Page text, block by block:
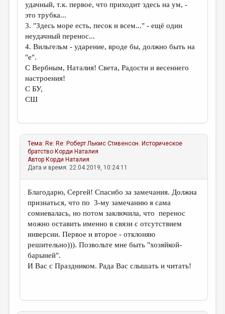
удачный, т.к. первое, что приходит здесь на ум, -
это трубка...
3. "Здесь море есть, песок и всем..." - ещё один
неудачный перенос...
4. Вильгельм - ударение, вроде бы, должно быть на
"е".
С Вербным, Наталия! Света, Радости и весеннего
настроения!
С БУ,
СШ
Тема: Re: Re: Роберт Льюис Стивенсон. Историческое
братство Корди Наталия
Автор Корди Наталия
Дата и время: 22.04.2019, 10:24:11
Благодарю, Сергей! Спасибо за замечания. Должна
признаться, что по 3-му замечанию я сама
сомневалась, но потом заключила, что перенос
можно оставить именно в связи с отсутствием
инверсии. Первое и второе - отклоняю
решительно))). Позвольте мне быть "хозяйкой-
барыней".
И Вас с Праздником. Рада Вас слышать и читать!